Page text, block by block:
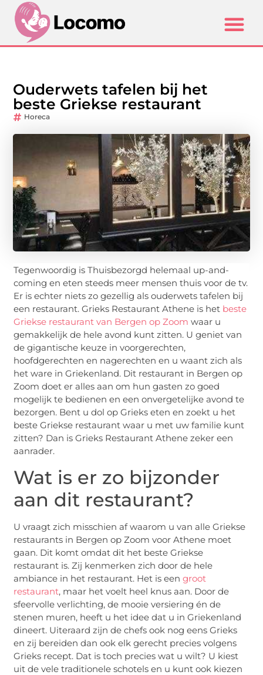
Ouderwets tafelen bij het
beste Griekse restaurant
Horeca
Tegenwoordig is Thuisbezorgd helemaal up-and-
coming en eten steeds meer mensen thuis voor de tv.
Er is echter niets zo gezellig als ouderwets tafelen bij
een restaurant. Grieks Restaurant Athene is het beste
Griekse restaurant van Bergen op Zoom waar u
gemakkelijk de hele avond kunt zitten. U geniet van
de gigantische keuze in voorgerechten,
hoofdgerechten en nagerechten en u waant zich als
het ware in Griekenland. Dit restaurant in Bergen op
Zoom doet er alles aan om hun gasten zo goed
mogelijk te bedienen en een onvergetelijke avond te
bezorgen. Bent u dol op Grieks eten en zoekt u het
beste Griekse restaurant waar u met uw familie kunt
zitten? Dan is Grieks Restaurant Athene zeker een
aanrader.
Wat is er zo bijzonder
aan dit restaurant?
U vraagt zich misschien af waarom u van alle Griekse
restaurants in Bergen op Zoom voor Athene moet
gaan. Dit komt omdat dit het beste Griekse
restaurant is. Zij kenmerken zich door de hele
ambiance in het restaurant. Het is eengroot
restaurant, maar het voelt heel knus aan. Door de
sfeervolle verlichting, de mooie versiering én de
stenen muren, heeft u het idee dat u in Griekenland
dineert. Uiteraard zijn de chefs ook nog eens Grieks
en zij bereiden dan ook elk gerecht precies volgens
Grieks recept. Dat is toch precies wat u wilt? U kiest
uit de vele traditionele schotels en u kunt ook kiezen